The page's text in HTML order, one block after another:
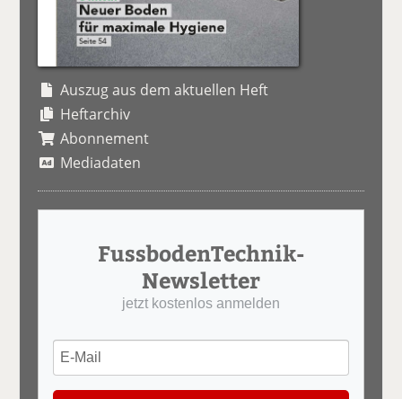
Auszug aus dem aktuellen Heft
Heftarchiv
Abonnement
Mediadaten
FussbodenTechnik-
Newsletter
jetzt kostenlos anmelden